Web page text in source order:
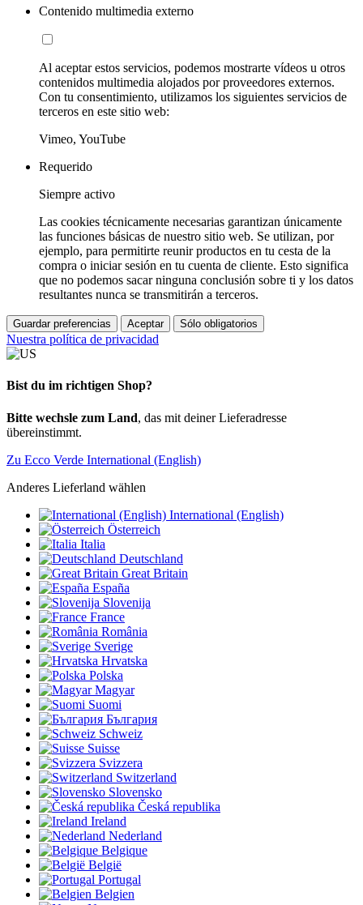
Contenido multimedia externo
Al aceptar estos servicios, podemos mostrarte vídeos u otros
contenidos multimedia alojados por proveedores externos.
Con tu consentimiento, utilizamos los siguientes servicios de
terceros en este sitio web:
Vimeo, YouTube
Requerido
Siempre activo
Las cookies técnicamente necesarias garantizan únicamente
las funciones básicas de nuestro sitio web. Se utilizan, por
ejemplo, para permitirte reunir productos en tu cesta de la
compra o iniciar sesión en tu cuenta de cliente. Esto significa
que no podemos sacar ninguna conclusión sobre ti y los datos
resultantes nunca se transmitirán a terceros.
Guardar preferencias Aceptar Sólo obligatorios
Nuestra política de privacidad
Bist du im richtigen Shop?
Bitte wechsle zum Land, das mit deiner Lieferadresse
übereinstimmt.
Zu Ecco Verde International (English)
Anderes Lieferland wählen
International (English)
Österreich
Italia
Deutschland
Great Britain
España
Slovenija
France
România
Sverige
Hrvatska
Polska
Magyar
Suomi
България
Schweiz
Suisse
Svizzera
Switzerland
Slovensko
Česká republika
Ireland
Nederland
Belgique
België
Portugal
Belgien